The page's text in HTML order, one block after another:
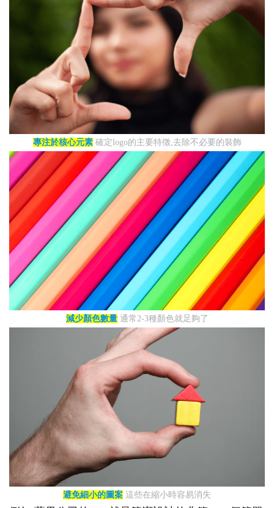
專注於核心元素確定logo的主要特徵,去除不必要的裝飾
減少顏色數量通常2-3種顏色就足夠了
避免細小的圖案 這些在縮小時容易消失